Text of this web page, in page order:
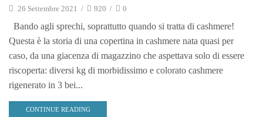
26 Settembre 2021 / 920 / 0
Bando agli sprechi, soprattutto quando si tratta di cashmere!
Questa è la storia di una copertina in cashmere nata quasi per
caso, da una giacenza di magazzino che aspettava solo di essere
riscoperta: diversi kg di morbidissimo e colorato cashmere
rigenerato in 3 bei...
CONTINUE READING